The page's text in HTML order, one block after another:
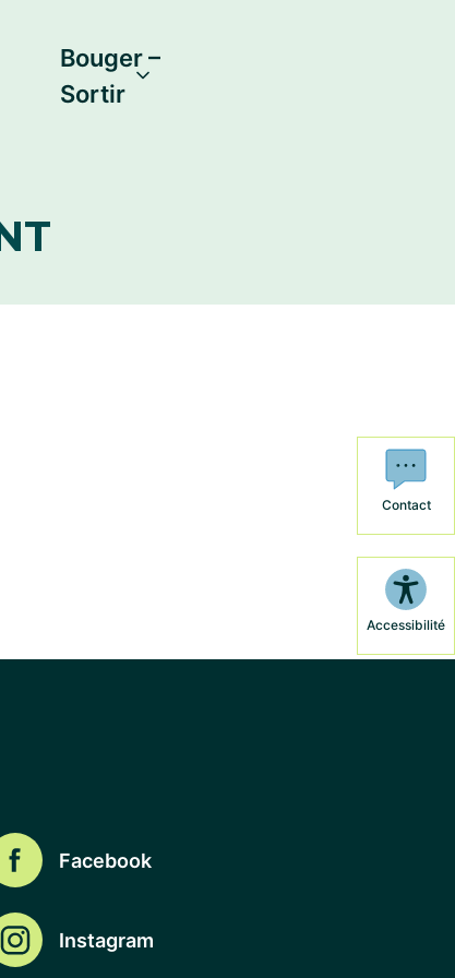
Contact
Accessibilité
Bouger –
Sortir
Facebook
Instagram